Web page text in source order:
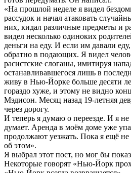
«На прошлой неделе я видел
рассудок и начал атаковать
них, кидал различные предметы и
видел несколько одиноких
деньги на еду. И если им давали
обратно в подающих. Я видел
расистские слоганы, имитируя
останавливавшегося лишь в
живу в Нью-Йорке больше десяти
гораздо хуже, и этому не видно
Мэдисон. Месяц назад 19-летняя
через дорогу.
И теперь я думаю о переезде. И я
думает. Аренда в моём доме уже
продолжают уезжать. Пока я ещё
об этом».
Я выбрал этот пост, но мог бы
Некоторые говорят «Нью-Йорк